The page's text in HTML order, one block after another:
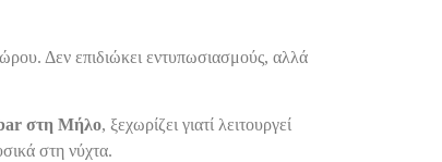
Δεν επιδιώκει εντυπωσιασμούς, αλλά
στη Μήλο, ξεχωρίζει γιατί λειτουργεί
στη νύχτα.